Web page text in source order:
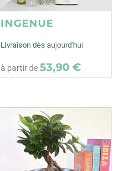
INGENUE
Livraison dès aujourd'hui
à partir de53,90 €